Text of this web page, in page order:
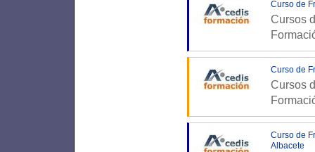
Curso de
Cursos
Curso de
Cursos
Curso de
Albacete